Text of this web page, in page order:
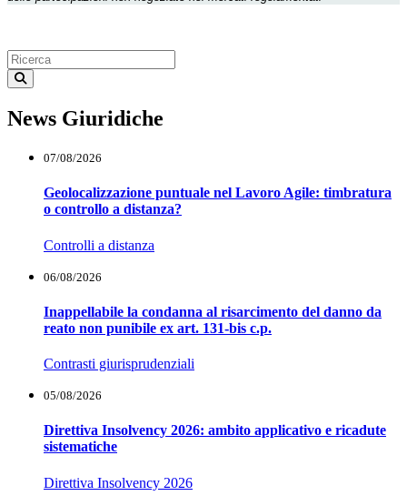
News Giuridiche
07/08/2026
Geolocalizzazione puntuale nel Lavoro Agile: timbratura
o controllo a distanza?
Controlli a distanza
06/08/2026
Inappellabile la condanna al risarcimento del danno da
reato non punibile ex art. 131-bis c.p.
Contrasti giurisprudenziali
05/08/2026
Direttiva Insolvency 2026: ambito applicativo e ricadute
sistematiche
Direttiva Insolvency 2026